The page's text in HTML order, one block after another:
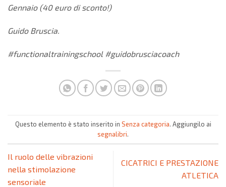
Gennaio (40 euro di sconto!)
Guido Bruscia.
#functionaltrainingschool #guidobrusciacoach
Questo elemento è stato inserito in Senza categoria. Aggiungilo ai
segnalibri.
Il ruolo delle vibrazioni
nella stimolazione
sensoriale
CICATRICI E PRESTAZIONE
ATLETICA